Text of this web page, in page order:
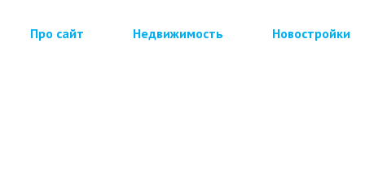
Про сайт Недвижимость Новостройки